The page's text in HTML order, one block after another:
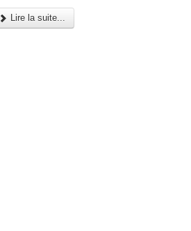
Lire la suite...